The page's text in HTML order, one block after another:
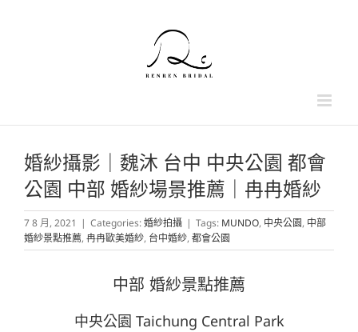
婚紗攝影｜魏沐 台中 中央公園 都會
公園 中部 婚紗場景推薦｜冉冉婚紗
7 8 月, 2021 | Categories:婚紗拍攝 | Tags: MUNDO, 中央公園, 中部
婚紗景點推薦, 冉冉歐美婚紗, 台中婚紗, 都會公園
中部 婚紗景點推薦
中央公園 Taichung Central Park